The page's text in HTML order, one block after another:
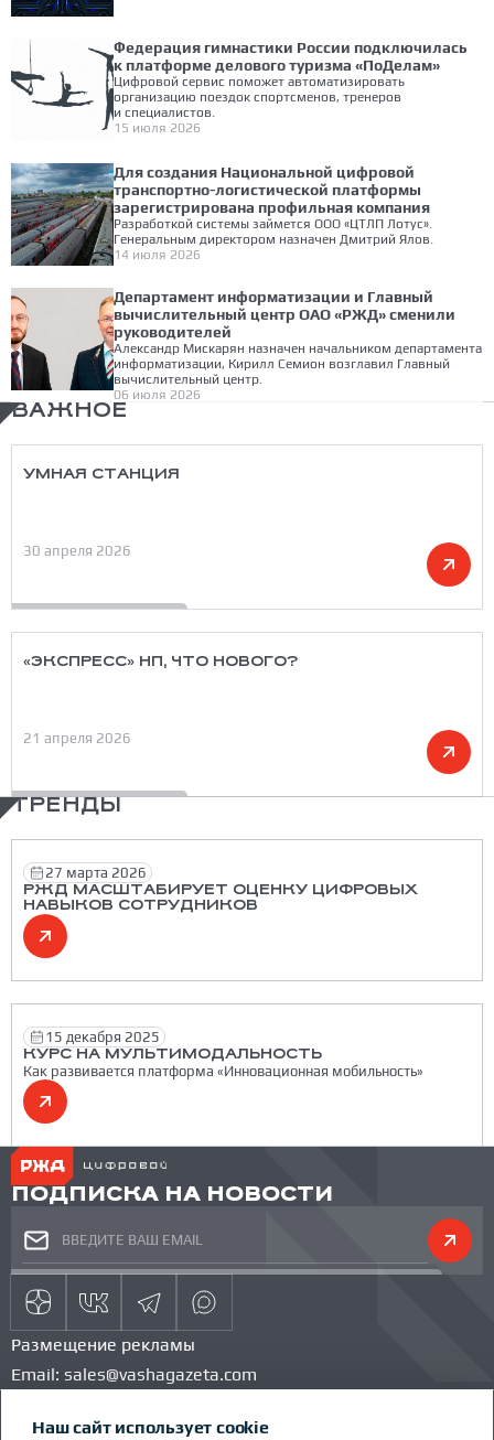
Федерация гимнастики России подключилась
к платформе делового туризма «ПоДелам»
Цифровой сервис поможет автоматизировать
организацию поездок спортсменов, тренеров
и специалистов.
15 июля 2026
Для создания Национальной цифровой
транспортно-логистической платформы
зарегистрирована профильная компания
Разработкой системы займется ООО «ЦТЛП Лотус».
Генеральным директором назначен Дмитрий Ялов.
14 июля 2026
Департамент информатизации и Главный
вычислительный центр ОАО «РЖД» сменили
руководителей
Александр Мискарян назначен начальником департамента
информатизации, Кирилл Семион возглавил Главный
вычислительный центр.
06 июля 2026
ВАЖНОЕ
УМНАЯ СТАНЦИЯ
30 апреля 2026
«ЭКСПРЕСС» НП, ЧТО НОВОГО?
21 апреля 2026
ТРЕНДЫ
27 марта 2026
РЖД МАСШТАБИРУЕТ ОЦЕНКУ ЦИФРОВЫХ
НАВЫКОВ СОТРУДНИКОВ
15 декабря 2025
КУРС НА МУЛЬТИМОДАЛЬНОСТЬ
Как развивается платформа «Инновационная мобильность»
ПОДПИСКА НА НОВОСТИ
Размещение рекламы
Email: sales@vashagazeta.com
КОМАНДА ПРОЕКТА
Наш сайт использует cookie